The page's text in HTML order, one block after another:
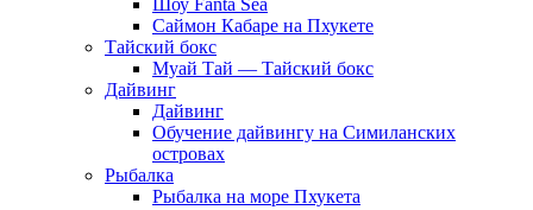
Шоу Fanta Sea
Саймон Кабаре на Пхукете
Тайский бокс
Муай Тай — Тайский бокс
Дайвинг
Дайвинг
Обучение дайвингу на Симиланских
островах
Рыбалка
Рыбалка на море Пхукета